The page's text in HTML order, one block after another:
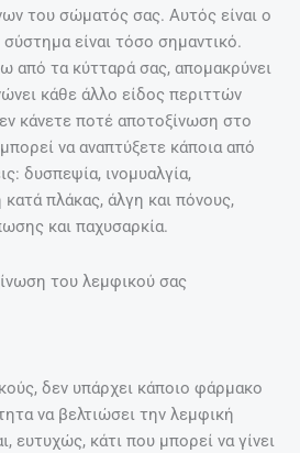
του σώματός σας. Αυτός είναι ο
είναι τόσο σημαντικό.
από τα κύτταρά σας, απομακρύνει
κάθε άλλο είδος περιττών
κάνετε ποτέ αποτοξίνωση στο
να αναπτύξετε κάποια από
δυσπεψία, ινομυαλγία,
πλάκας, άλγη και πόνους,
και παχυσαρκία.
του λεμφικού σας
δεν υπάρχει κάποιο φάρμακο
να βελτιώσει την λεμφική
ευτυχώς, κάτι που μπορεί να γίνει